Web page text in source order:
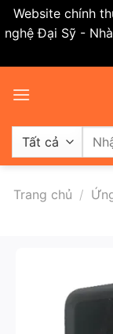
Website chính
nghệ Đại Sỹ -
qua
dung
Tìm
kiếm:
Trang chủ /